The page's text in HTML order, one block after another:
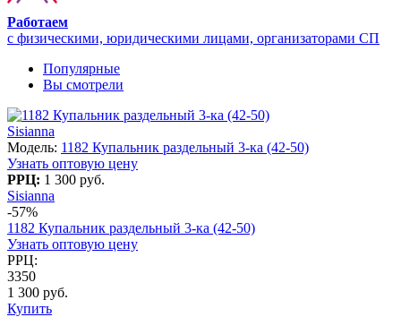
Работаем
с физическими, юридическими лицами, организаторами СП
Популярные
Вы смотрели
Sisianna
Модель: 1182 Купальник раздельный 3-ка (42-50)
Узнать оптовую цену
РРЦ: 1 300 руб.
Sisianna
-57%
1182 Купальник раздельный 3-ка (42-50)
Узнать оптовую цену
РРЦ:
3350
1 300 руб.
Купить